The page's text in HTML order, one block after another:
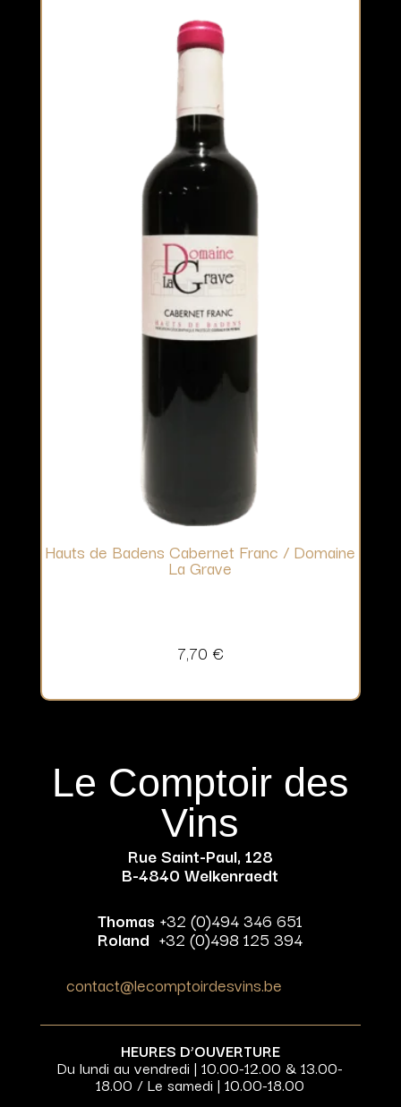
Hauts de Badens Cabernet Franc / Domaine
La Grave
7,70 €
Le Comptoir des
Vins
Rue Saint-Paul, 128
B-4840 Welkenraedt
Thomas +32 (0)494 346 651
Roland +32 (0)498 125 394
contact@lecomptoirdesvins.be
HEURES D’OUVERTURE
Du lundi au vendredi | 10.00-12.00 & 13.00-
18.00 / Le samedi | 10.00-18.00